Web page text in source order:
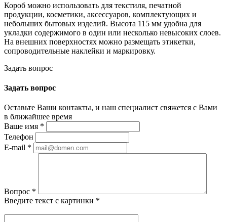
Короб можно использовать для текстиля, печатной
продукции, косметики, аксессуаров, комплектующих и
небольших бытовых изделий. Высота 115 мм удобна для
укладки содержимого в один или несколько невысоких слоев.
На внешних поверхностях можно размещать этикетки,
сопроводительные наклейки и маркировку.
Задать вопрос
Задать вопрос
Оставьте Ваши контакты, и наш специалист свяжется с Вами
в ближайшее время
Ваше имя *
Телефон
E-mail *
Вопрос *
Введите текст с картинки *